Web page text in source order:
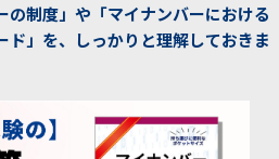
の制度」や「マイナンバーにおける
ド」を、しっかりと理解しておきま